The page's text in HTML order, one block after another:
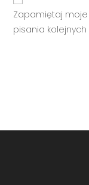
Zapamiętaj
pisania